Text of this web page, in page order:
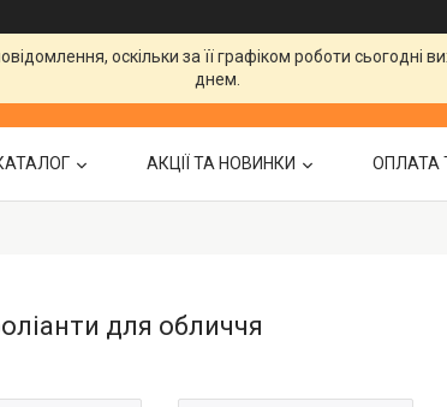
оскільки за її графіком роботи
днем.
АКЦІЇ ТА НОВИНКИ ОПЛАТА
для обличчя